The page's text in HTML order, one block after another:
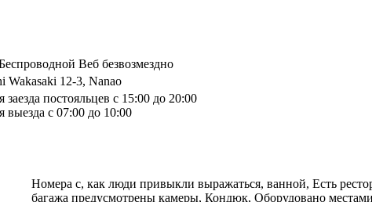
Веб безвозмездно
Wakasaki 12-3, Nanao
заезда постояльцев с 15:00 до 20:00
выезда с 07:00 до 10:00
Номера с, как люди привыкли выражаться, ванной, Есть
багажа предусмотрены камеры, Кондюк, Оборудовано